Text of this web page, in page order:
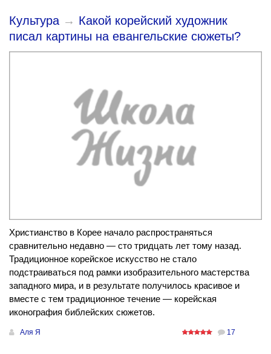
Культура→ Какой корейский художник
писал картины на евангельские сюжеты?
Христианство в Корее начало распространяться
сравнительно недавно — сто тридцать лет тому назад.
Традиционное корейское искусство не стало
подстраиваться под рамки изобразительного мастерства
западного мира, и в результате получилось красивое и
вместе с тем традиционное течение — корейская
иконография библейских сюжетов.
Аля Я 17